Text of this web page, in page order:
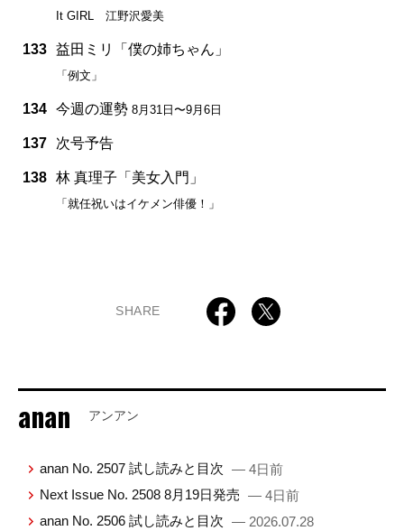
It GIRL 江野沢愛美
133 益田ミリ「僕の姉ちゃん」
「例文」
134 今週の運勢 8月31日〜9月6日
137 次号予告
138 林 真理子「美女入門」
「就任祝いはイケメン俳優！」
SHARE
anan アンアン
anan No. 2507 試し読みと目次 — 4日前
Next Issue No. 2508 8月19日発売 — 4日前
anan No. 2506 試し読みと目次 — 2026.07.28